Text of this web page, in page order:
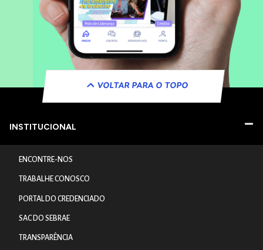
VOLTAR PARA O TOPO
INSTITUCIONAL
ENCONTRE-NOS
TRABALHE CONOSCO
PORTAL DO CREDENCIADO
SAC DO SEBRAE
TRANSPARÊNCIA